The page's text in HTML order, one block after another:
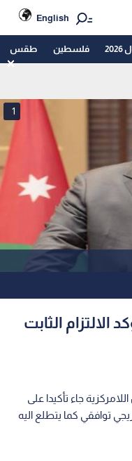
English
فلسطين طقس
1
الالتزام الثابت
جاء تأكيدا على
توافقي كما يتطلع اليه